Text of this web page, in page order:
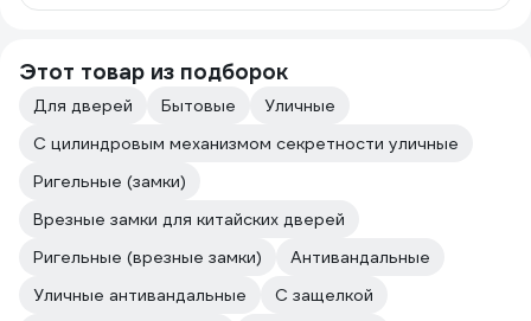
Этот товар из подборок
Для дверей Бытовые
Уличные
С цилиндровым механизмом секретности уличные
Ригельные (замки)
Врезные замки для китайских дверей
Ригельные (врезные замки)
Антивандальные
Уличные антивандальные
С защелкой